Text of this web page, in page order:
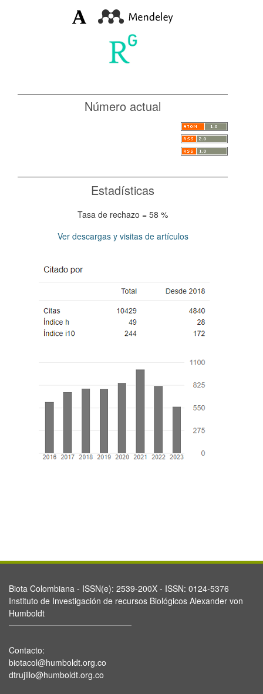
Número actual
Estadísticas
Tasa de rechazo = 58 %
Ver descargas y visitas de artículos
Biota Colombiana - ISSN(e): 2539-200X - ISSN: 0124-5376
Instituto de Investigación de recursos Biológicos Alexander von
Humboldt
Contacto:
biotacol@humboldt.org.co
dtrujillo@humboldt.org.co